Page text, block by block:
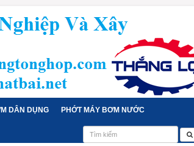
DÂN DỤNG PHỚT MÁY BƠM NƯỚC